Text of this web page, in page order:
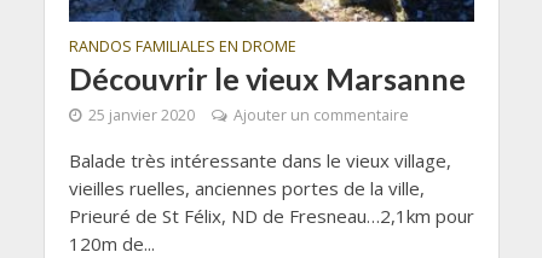
RANDOS FAMILIALES EN DROME
Découvrir le vieux Marsanne
25 janvier 2020 Ajouter un commentaire
Balade très intéressante dans le vieux village,
vieilles ruelles, anciennes portes de la ville,
Prieuré de St Félix, ND de Fresneau…2,1km pour
120m de...